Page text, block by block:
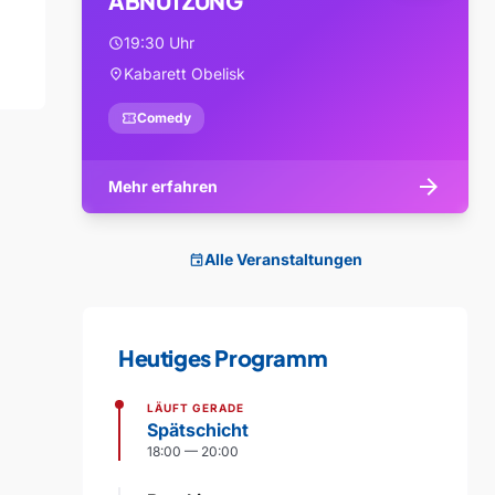
schedule19:30 Uhr
location_onKabarett Obelisk
confirmation_numberComedy
Mehr erfahren arrow_forward
eventAlle Veranstaltungen
Heutiges Programm
LÄUFT GERADE
Spätschicht
18:00 — 20:00